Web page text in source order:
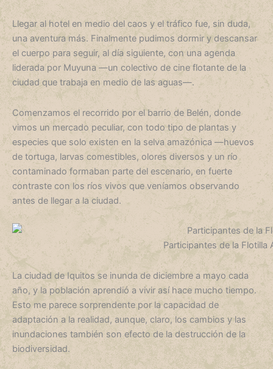
Llegar al hotel en medio del caos y el tráfico fue, sin duda,
una aventura más. Finalmente pudimos dormir y descansar
el cuerpo para seguir, al día siguiente, con una agenda
liderada por Muyuna —un colectivo de cine flotante de la
ciudad que trabaja en medio de las aguas—.
Comenzamos el recorrido por el barrio de Belén, donde
vimos un mercado peculiar, con todo tipo de plantas y
especies que solo existen en la selva amazónica —huevos
de tortuga, larvas comestibles, olores diversos y un río
contaminado formaban parte del escenario, en fuerte
contraste con los ríos vivos que veníamos observando
antes de llegar a la ciudad.
Participantes de la Flotilla
La ciudad de Iquitos se inunda de diciembre a mayo cada
año, y la población aprendió a vivir así hace mucho tiempo.
Esto me parece sorprendente por la capacidad de
adaptación a la realidad, aunque, claro, los cambios y las
inundaciones también son efecto de la destrucción de la
biodiversidad.